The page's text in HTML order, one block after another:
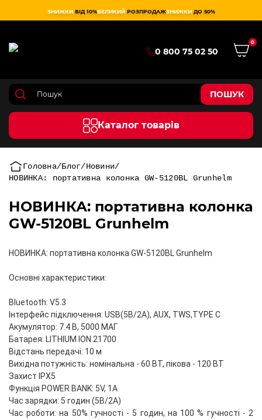
ЗНИЖКИ ВІД 10%ВЕЛИКИЙ РОЗПРОДАЖЗНИЖКИ ДО 50%
0 800 75 02 50
0
ПОШУК
Каталог товарів
Головна Блог
Новини
НОВИНКА: портативна колонка GW-5120BL Grunhelm
НОВИНКА: портативна колонка
GW-5120BL Grunhelm
НОВИНКА: портативна колонка GW-5120BL Grunhelm
Основні характеристики:
Bluetooth: V5.3
Інтерфейс підключення: USB(5B/2A), AUX, TWS,TYРЕ С
Акумулятор: 7.4 B, 5000 МАГ
Батарея: LITHIUM ION 21700
Відстань передачі: 10 м
Вихідна потужність: номінальна - 60 BT, пікова - 120 ВТ
Захист IPX5
Функція POWER BANK: 5V, 1A
Час зарядки: 5 годин (5В/2A)
Час роботи: на 50% гучності - 5 годин, на 100 % гучності - 2